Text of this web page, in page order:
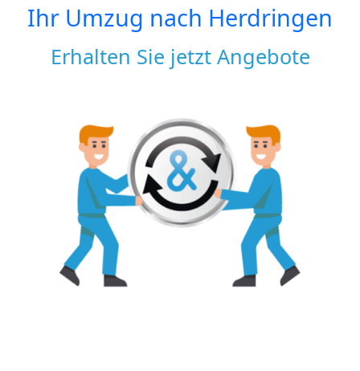
Ihr Umzug nach Herdringen
Erhalten Sie jetzt Angebote